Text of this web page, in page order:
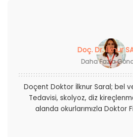
Doç. Dr. İlknur
Daha Fazla
Doçent Doktor İlknur Saral; bel
Tedavisi, skolyoz, diz
alanda okurlarımızla Doktor